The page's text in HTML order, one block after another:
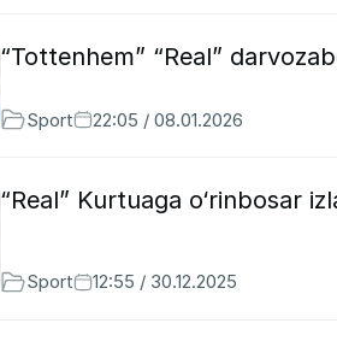
“Tottenhem” “Real”
Sport 22:05 / 08.01.2026
“Real” Kurtuaga o‘rinbosar
Sport 12:55 / 30.12.2025